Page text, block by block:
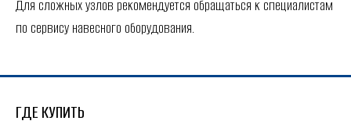
Для сложных узлов рекомендуется обращаться к специалистам
по сервису навесного оборудования.
ГДЕ КУПИТЬ